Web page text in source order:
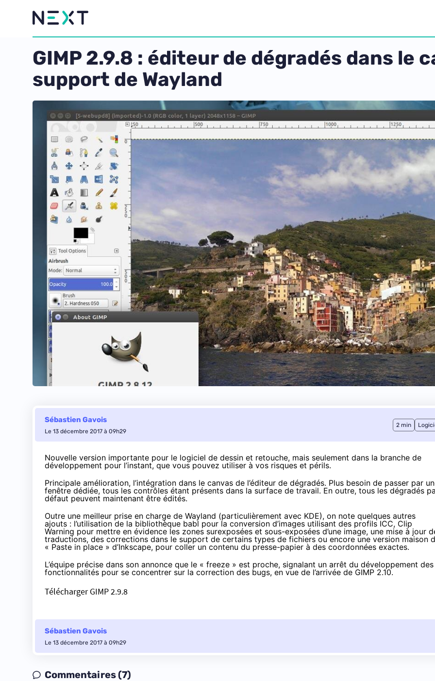
GIMP 2.9.8 : éditeur de dégradés dans le
support de Wayland
Sébastien Gavois
Le 13 décembre 2017 à 09h29
2 min
Nouvelle version importante pour le logiciel de dessin et retouche, mais seulement dans la branche de
développement pour l’instant, que vous pouvez utiliser à vos risques et périls.
Principale amélioration, l’intégration dans le canvas de l’éditeur de dégradés. Plus besoin de passer par
fenêtre dédiée, tous les contrôles étant présents dans la surface de travail. En outre, tous les dégradés
défaut peuvent maintenant être édités.
Outre une meilleur prise en charge de Wayland (particulièrement avec KDE), on note quelques autres
ajouts : l’utilisation de la bibliothèque babl pour la conversion d’images utilisant des profils ICC, Clip
Warning pour mettre en évidence les zones surexposées et sous-exposées d’une image, une mise à jour
traductions, des corrections dans le support de certains types de fichiers ou encore une version maison
« Paste in place » d’Inkscape, pour coller un contenu du presse-papier à des coordonnées exactes.
L’équipe précise dans son annonce que le « freeze » est proche, signalant un arrêt du développement des
fonctionnalités pour se concentrer sur la correction des bugs, en vue de l’arrivée de GIMP 2.10.
Télécharger GIMP 2.9.8
Sébastien Gavois
Le 13 décembre 2017 à 09h29
Commentaires (7)